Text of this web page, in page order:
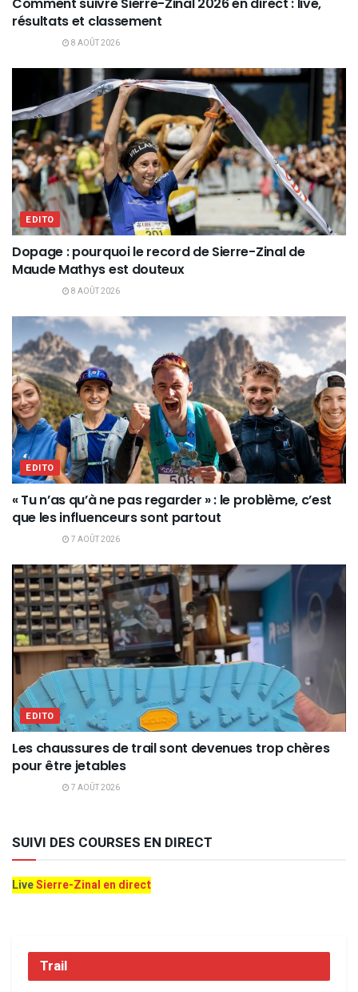
Comment suivre Sierre-Zinal 2026 en direct : live,
résultats et classement
8 AOÛT 2026
EDITO
Dopage : pourquoi le record de Sierre-Zinal de
Maude Mathys est douteux
8 AOÛT 2026
EDITO
« Tu n’as qu’à ne pas regarder » : le problème, c’est
que les influenceurs sont partout
7 AOÛT 2026
EDITO
Les chaussures de trail sont devenues trop chères
pour être jetables
7 AOÛT 2026
SUIVI DES COURSES EN DIRECT
LiveSierre-Zinal en direct
Trail